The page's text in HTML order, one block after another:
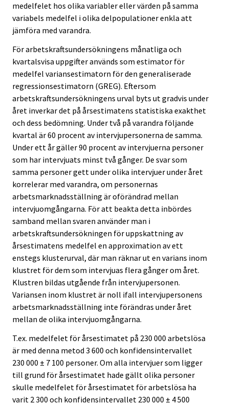
medelfelet hos olika variabler eller värden på samma
variabels medelfel i olika delpopulationer enkla att
jämföra med varandra.
För arbetskraftsundersökningens månatliga och
kvartalsvisa uppgifter används som estimator för
medelfel variansestimatorn för den generaliserade
regressionsestimatorn (GREG). Eftersom
arbetskraftsundersökningens urval byts ut gradvis under
året inverkar det på årsestimatens statistiska exakthet
och dess bedömning. Under två på varandra följande
kvartal är 60 procent av intervjupersonerna de samma.
Under ett år gäller 90 procent av intervjuerna personer
som har intervjuats minst två gånger. De svar som
samma personer gett under olika intervjuer under året
korrelerar med varandra, om personernas
arbetsmarknadsställning är oförändrad mellan
intervjuomgångarna. För att beakta detta inbördes
samband mellan svaren använder man i
arbetskraftsundersökningen för uppskattning av
årsestimatens medelfel en approximation av ett
enstegs klusterurval, där man räknar ut en varians inom
klustret för dem som intervjuas flera gånger om året.
Klustren bildas utgående från intervjupersonen.
Variansen inom klustret är noll ifall intervjupersonens
arbetsmarknadsställning inte förändras under året
mellan de olika intervjuomgångarna.
T.ex. medelfelet för årsestimatet på 230 000 arbetslösa
är med denna metod 3 600 och konfidensintervallet
230 000 ± 7 100 personer. Om alla intervjuer som ligger
till grund för årsestimatet hade gällt olika personer
skulle medelfelet för årsestimatet för arbetslösa ha
varit 2 300 och konfidensintervallet 230 000 ± 4 500